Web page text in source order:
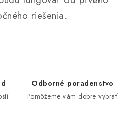
riešenia.
Odborné poradenstvo
Pomôžeme vám dobre vybrať